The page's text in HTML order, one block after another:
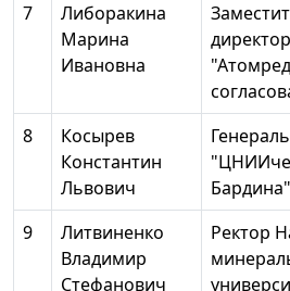
7
Либоракина
Марина
Ивановна
8
Косырев
Константин
Львович
9
Литвиненко
Владимир
Стефанович
Ректор